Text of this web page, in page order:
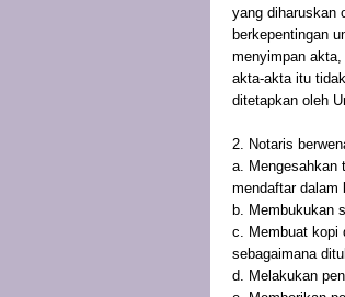
yang diharuskan
berkepentingan
menyimpan
akta-akta itu
ditetapkan oleh
2. Notaris
a. Mengesahkan
mendaftar dalam
b. Membukukan
c. Membuat kopi
sebagaimana
d. Melakukan